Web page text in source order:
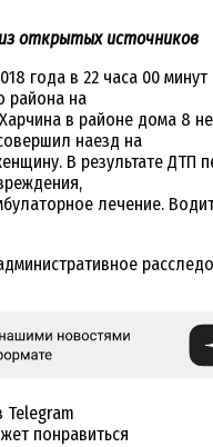
открытых источников
года в 22 часа 00
района на
в районе дома 8
наезд на
В результате ДТП
лечение.
Telegram
понравиться